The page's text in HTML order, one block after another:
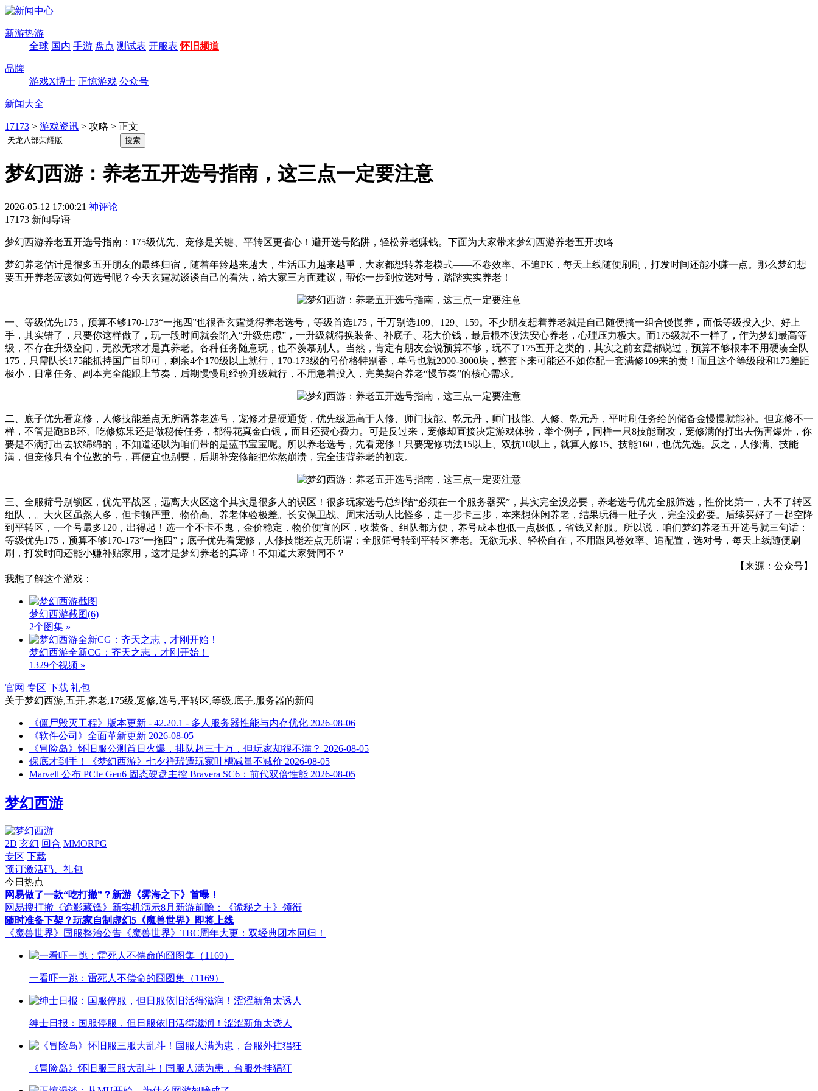
新游热游
全球 国内 手游 盘点 测试表 开服表 怀旧频道
品牌
游戏X博士 正惊游戏 公众号
新闻大全
17173 > 游戏资讯 > 攻略 > 正文
梦幻西游：养老五开选号指南，这三点一定要注意
2026-05-12 17:00:21 神评论
17173 新闻导语
梦幻西游养老五开选号指南：175级优先、宠修是关键、平转区更省心！避开选号陷阱，轻松养老赚钱。下面为大家带来梦幻西游养老五开攻略
梦幻养老估计是很多五开朋友的最终归宿，随着年龄越来越大，生活压力越来越重，大家都想转养老模式——不卷效率、不追PK，每天上线随便刷刷，打发时间还能小赚一点。那么梦幻想
要五开养老应该如何选号呢？今天玄霆就谈谈自己的看法，给大家三方面建议，帮你一步到位选对号，踏踏实实养老！
一、等级优先175，预算不够170-173“一拖四”也很香玄霆觉得养老选号，等级首选175，千万别选109、129、159。不少朋友想着养老就是自己随便搞一组合慢慢养，而低等级投入少、好上
手，其实错了，只要你这样做了，玩一段时间就会陷入“升级焦虑”，一升级就得换装备、补底子、花大价钱，最后根本没法安心养老，心理压力极大。而175级就不一样了，作为梦幻最高等
级，不存在升级空间，无欲无求才是真养老。各种任务随意玩，也不羡慕别人。当然，肯定有朋友会说预算不够，玩不了175五开之类的，其实之前玄霆都说过，预算不够根本不用硬凑全队
175，只需队长175能抓持国广目即可，剩余4个170级以上就行，170-173级的号价格特别香，单号也就2000-3000块，整套下来可能还不如你配一套满修109来的贵！而且这个等级段和175差距
极小，日常任务、副本完全能跟上节奏，后期慢慢刷经验升级就行，不用急着投入，完美契合养老“慢节奏”的核心需求。
二、底子优先看宠修，人修技能差点无所谓养老选号，宠修才是硬通货，优先级远高于人修、师门技能、乾元丹，师门技能、人修、乾元丹，平时刷任务给的储备金慢慢就能补。但宠修不一
样，不管是跑BB环、吃修炼果还是做秘传任务，都得花真金白银，而且还费心费力。可是反过来，宠修却直接决定游戏体验，举个例子，同样一只8技能耐攻，宠修满的打出去伤害爆炸，你
要是不满打出去软绵绵的，不知道还以为咱们带的是蓝书宝宝呢。所以养老选号，先看宠修！只要宠修功法15以上、双抗10以上，就算人修15、技能160，也优先选。反之，人修满、技能
满，但宠修只有个位数的号，再便宜也别要，后期补宠修能把你熬崩溃，完全违背养老的初衷。
三、全服筛号别锁区，优先平战区，远离大火区这个其实是很多人的误区！很多玩家选号总纠结“必须在一个服务器买”，其实完全没必要，养老选号优先全服筛选，性价比第一，大不了转区
组队，。大火区虽然人多，但卡顿严重、物价高、养老体验极差。长安保卫战、周末活动人比怪多，走一步卡三步，本来想休闲养老，结果玩得一肚子火，完全没必要。后续买好了一起空降
到平转区，一个号最多120，出得起！选一个不卡不鬼，金价稳定，物价便宜的区，收装备、组队都方便，养号成本也低一点极低，省钱又舒服。所以说，咱们梦幻养老五开选号就三句话：
等级优先175，预算不够170-173“一拖四”；底子优先看宠修，人修技能差点无所谓；全服筛号转到平转区养老。无欲无求、轻松自在，不用跟风卷效率、追配置，选对号，每天上线随便刷
刷，打发时间还能小赚补贴家用，这才是梦幻养老的真谛！不知道大家赞同不？
【来源：公众号】
我想了解这个游戏：
梦幻西游截图(6)
2个图集 »
梦幻西游全新CG：齐天之志，才刚开始！
1329个视频 »
官网 专区 下载 礼包
关于梦幻西游,五开,养老,175级,宠修,选号,平转区,等级,底子,服务器的新闻
《僵尸毁灭工程》版本更新 - 42.20.1 - 多人服务器性能与内存优化 2026-08-06
《软件公司》全面革新更新 2026-08-05
《冒险岛》怀旧服公测首日火爆，排队超三十万，但玩家却很不满？ 2026-08-05
保底才到手！《梦幻西游》七夕祥瑞遭玩家吐槽减量不减价 2026-08-05
Marvell 公布 PCIe Gen6 固态硬盘主控 Bravera SC6：前代双倍性能 2026-08-05
梦幻西游
2D 玄幻 回合 MMORPG
专区 下载
预订激活码、礼包
今日热点
网易做了一款“吃打撤”？新游《雾海之下》首曝！
网易搜打撤《诡影藏锋》新实机演示8月新游前瞻：《诡秘之主》领衔
随时准备下架？玩家自制虚幻5《魔兽世界》即将上线
《魔兽世界》国服整治公告 《魔兽世界》TBC周年大更：双经典团本回归！
一看吓一跳：雷死人不偿命的囧图集（1169）
绅士日报：国服停服，但日服依旧活得滋润！涩涩新角太诱人
《冒险岛》怀旧服三服大乱斗！国服人满为患，台服外挂猖狂